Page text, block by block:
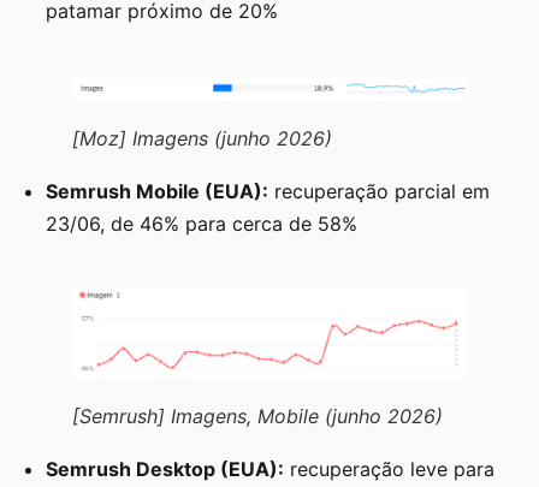
patamar próximo de 20%
[Moz] Imagens (junho 2026)
Semrush Mobile (EUA): recuperação parcial em
23/06, de 46% para cerca de 58%
[Semrush] Imagens, Mobile (junho 2026)
Semrush Desktop (EUA): recuperação leve para